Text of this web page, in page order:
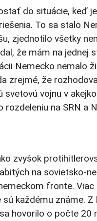
do situácie, keď
To sa stalo
zjednotilo všetky
že mám na jednej
Nemecko nemalo
zrejmé, že
vojnu v
na SRN a
zvyšok
na sovietsko-
fronte.
každému známe.
hovorilo o počte